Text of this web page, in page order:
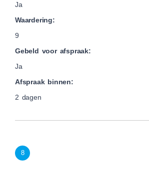
Ja
Waardering:
9
Gebeld voor afspraak:
Ja
Afspraak binnen:
2 dagen
8